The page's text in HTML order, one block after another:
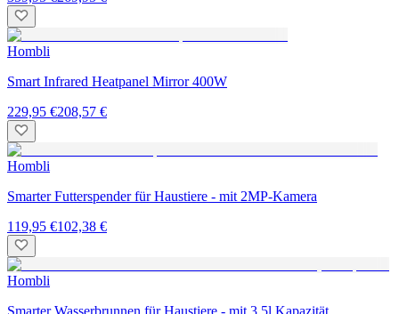
Hombli
Smart Infrared Heatpanel Mirror 400W
229,95 €208,57 €
Hombli
Smarter Futterspender für Haustiere - mit 2MP-Kamera
119,95 €102,38 €
Hombli